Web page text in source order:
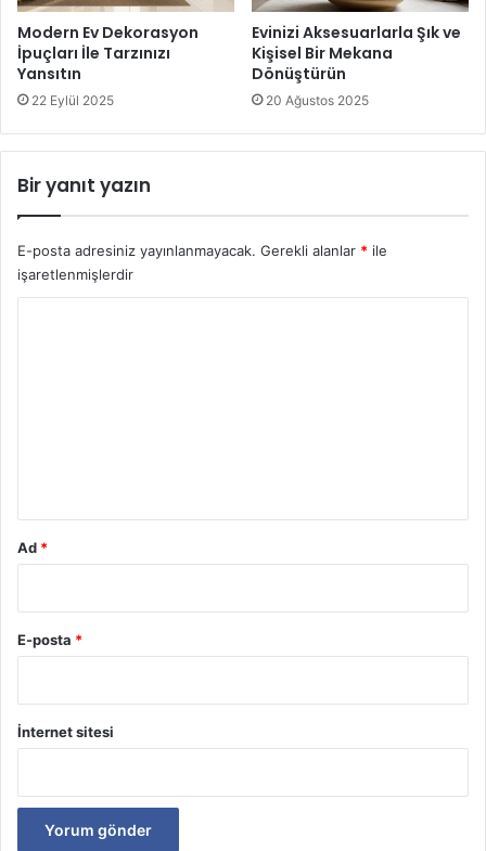
Modern Ev Dekorasyon
İpuçları İle Tarzınızı
Yansıtın
22 Eylül 2025
Evinizi Aksesuarlarla Şık ve
Kişisel Bir Mekana
Dönüştürün
20 Ağustos 2025
Bir yanıt yazın
E-posta adresiniz yayınlanmayacak. Gerekli alanlar * ile
işaretlenmişlerdir
Ad *
E-posta *
İnternet sitesi